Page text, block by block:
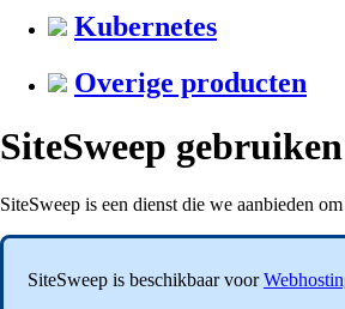
Kubernetes
Overige producten
SiteSweep
SiteSweep is een dienst die we aanbieden
SiteSweep is beschikbaar voor